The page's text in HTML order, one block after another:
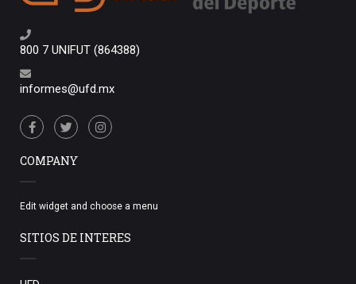
800 7 UNIFUT (864388)
informes@ufd.mx
COMPANY
Edit widget and choose a menu
SITIOS DE INTERES